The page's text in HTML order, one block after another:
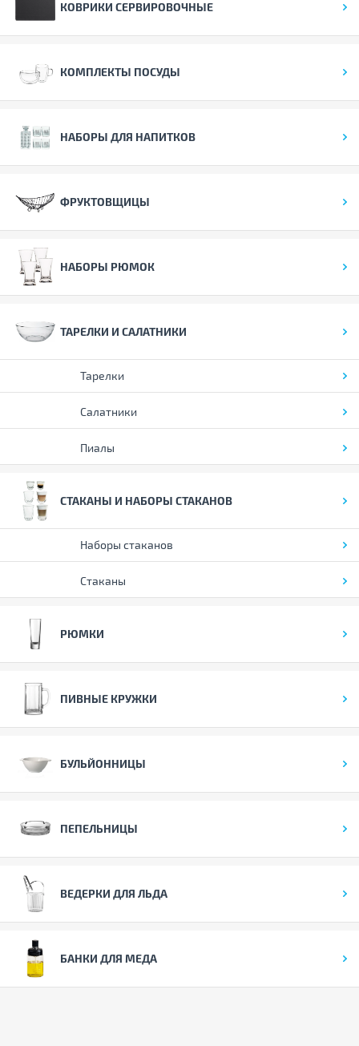
КОВРИКИ СЕРВИРОВОЧНЫЕ
КОМПЛЕКТЫ ПОСУДЫ
НАБОРЫ ДЛЯ НАПИТКОВ
ФРУКТОВЩИЦЫ
НАБОРЫ РЮМОК
ТАРЕЛКИ И САЛАТНИКИ
Тарелки
Салатники
Пиалы
СТАКАНЫ И НАБОРЫ СТАКАНОВ
Наборы стаканов
Стаканы
РЮМКИ
ПИВНЫЕ КРУЖКИ
БУЛЬЙОННИЦЫ
ПЕПЕЛЬНИЦЫ
ВЕДЕРКИ ДЛЯ ЛЬДА
БАНКИ ДЛЯ МЕДА